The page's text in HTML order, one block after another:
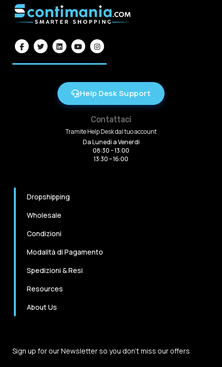
Help Desk Support
Contattaci
Tramite Help Desk dal tuo account
Da Lunedi a Venerdi
08:30 – 13:00
13:30 – 16:00
Dropshipping
Wholesale
Condizioni
Modalità di Pagamento
Spedizioni & Resi
Resources
About Us
Sign up for our Newsletter so you don't miss our offers